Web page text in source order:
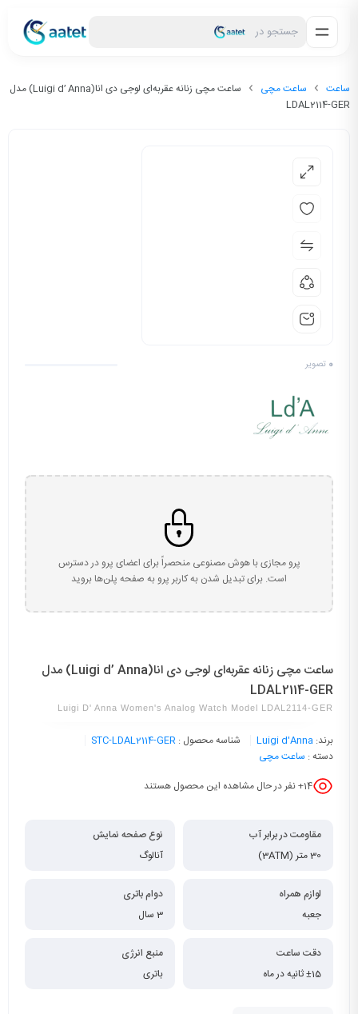
جستجو در
ساعت ساعت مچی
ساعت مچی زنانه عقربه‌ای لوجی دی انا(Luigi d’ Anna) مدل
LDAL2114-GER
0 تصویر
پرو مجازی با هوش مصنوعی منحصراً برای اعضای پرو در دسترس
است. برای تبدیل شدن به کاربر پرو به صفحه پلن‌ها بروید
ساعت مچی زنانه عقربه‌ای لوجی دی انا(Luigi d’ Anna) مدل
LDAL2114-GER
Luigi D' Anna Women's Analog Watch Model LDAL2114-GER
برند: Luigi d'Anna شناسه محصول : STC-LDAL2114-GER
دسته : ساعت مچی
14+ نفر در حال مشاهده این محصول هستند
مقاومت در برابر آب
30 متر (3ATM)
نوع صفحه نمایش
آنالوگ
لوازم همراه
جعبه
دوام باتری
3 سال
دقت ساعت
±15 ثانیه در ماه
منبع انرژی
باتری